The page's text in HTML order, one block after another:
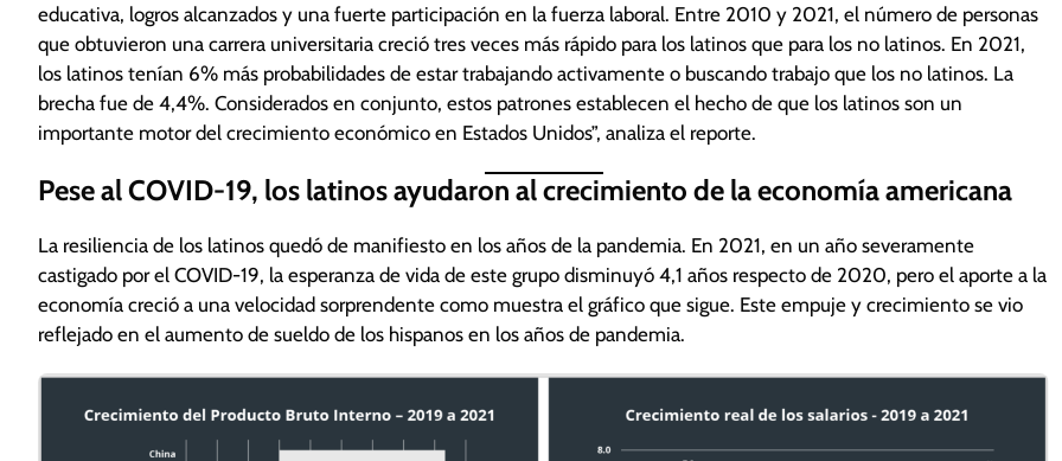
educativa, logros alcanzados y una fuerte participación en la fuerza laboral. Entre 2010 y 2021, el número de personas
que obtuvieron una carrera universitaria creció tres veces más rápido para los latinos que para los no latinos. En 2021,
los latinos tenían 6% más probabilidades de estar trabajando activamente o buscando trabajo que los no latinos. La
brecha fue de 4,4%. Considerados en conjunto, estos patrones establecen el hecho de que los latinos son un
importante motor del crecimiento económico en Estados Unidos”, analiza el reporte.
Pese al COVID-19, los latinos ayudaron al crecimiento de la economía americana
La resiliencia de los latinos quedó de manifiesto en los años de la pandemia. En 2021, en un año severamente
castigado por el COVID-19, la esperanza de vida de este grupo disminuyó 4,1 años respecto de 2020, pero el aporte a la
economía creció a una velocidad sorprendente como muestra el gráfico que sigue. Este empuje y crecimiento se vio
reflejado en el aumento de sueldo de los hispanos en los años de pandemia.